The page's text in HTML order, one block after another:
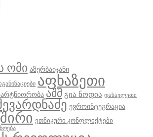
ომი აზერბაიჯანი
აფხაზეთი
აშშ გია ნოდია დასავლეთი
ევროინტეგრაცია
ეთნიკური კონფლიქტები